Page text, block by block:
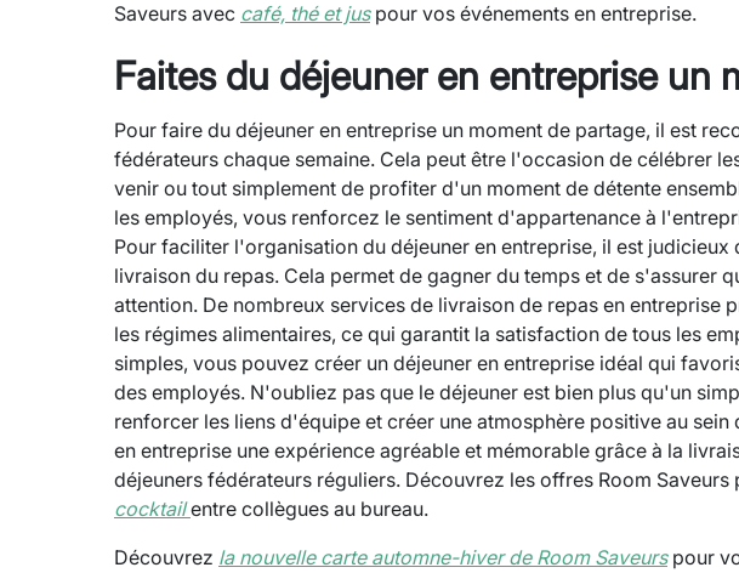
Saveurs avec café, thé et juspour vos événements en entreprise.
Faites du déjeuner en entreprise un
Pour faire du déjeuner en entreprise un moment de partage, il est
fédérateurs chaque semaine. Cela peut être l'occasion de célébrer
venir ou tout simplement de profiter d'un moment de détente
les employés, vous renforcez le sentiment d'appartenance à
Pour faciliter l'organisation du déjeuner en entreprise, il est
livraison du repas. Cela permet de gagner du temps et de s'assurer
attention. De nombreux services de livraison de repas en entreprise
les régimes alimentaires, ce qui garantit la satisfaction de tous les
simples, vous pouvez créer un déjeuner en entreprise idéal qui
des employés. N'oubliez pas que le déjeuner est bien plus qu'un
renforcer les liens d'équipe et créer une atmosphère positive au
en entreprise une expérience agréable et mémorable grâce à la
déjeuners fédérateurs réguliers. Découvrez les offres Room Saveurs
cocktail entre collègues au bureau.
Découvrez la nouvelle carte automne-hiver de Room Saveurspour